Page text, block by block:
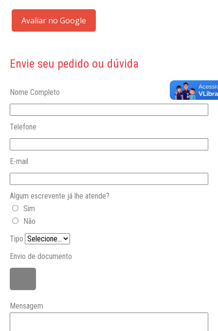
Avaliar no Google
Envie seu pedido ou dúvida
Nome Completo
Telefone
E-mail
Algum escrevente já lhe atende?
Sim
Não
Tipo
Envio de documento
Mensagem